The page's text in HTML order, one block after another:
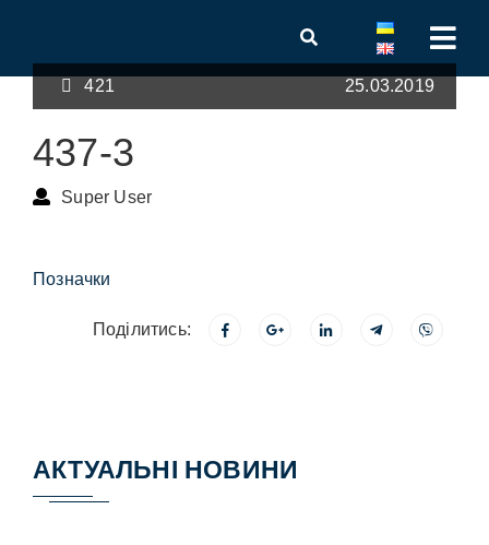
421 25.03.2019
437-3
Super User
Позначки
Поділитись:
АКТУАЛЬНІ НОВИНИ